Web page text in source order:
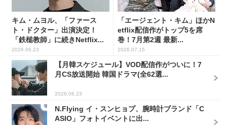
キム・ムヨル、「ファース
ト・ドクター」出演決定！
「鉄槌教師」に続きNetflix...
2026.06.23
「エージェント・キム」ほかN
etflix配信作がトップ5を席
巻！7月第2週 最新...
2026.07.15
【月韓スケジュール】VOD配信作がついに！7
月CS放送開始 韓国ドラマ(全62選...
2026.06.23
N.Flying イ・スンヒョプ、腕時計ブランド「C
ASIO」フォトイベントに出...